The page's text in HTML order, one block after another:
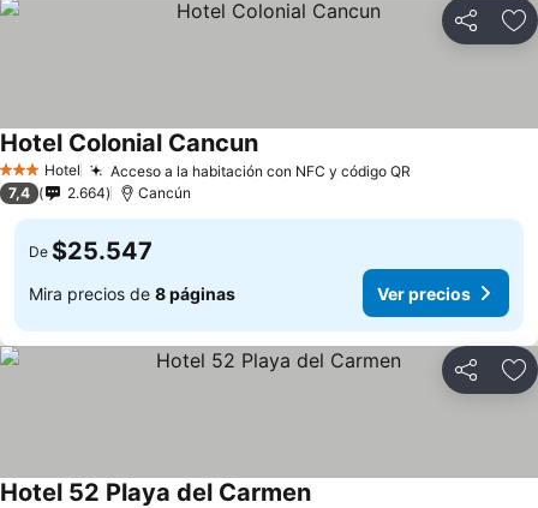
Compartir
3 Estrellas
Hotel Acceso a la habitación con NFC y código QR
Hotel Colonial Cancun
7,4 2.664 Cancún
De $25.547
Mira precios de 8 páginas Ver precios
Compartir
Hotel 52 Playa del Carmen